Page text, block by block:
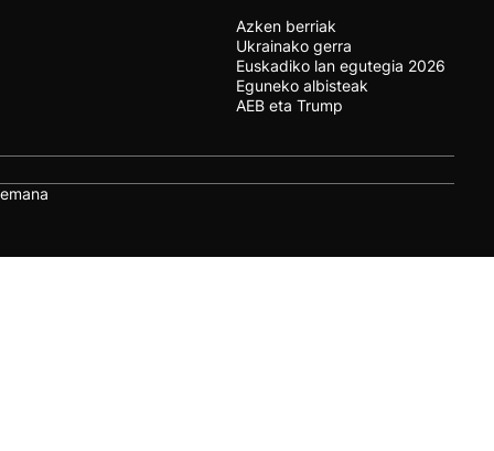
Azken berriak
Ukrainako gerra
Euskadiko lan egutegia 2026
Eguneko albisteak
AEB eta Trump